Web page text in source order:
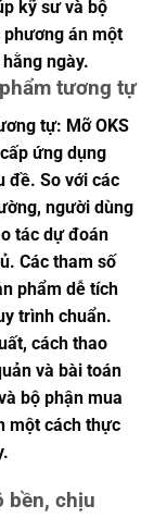
kỹ sư và bộ
án một
ngày.
tương tự
tự: Mỡ OKS
ứng dụng
đề. So với các
người dùng
tác dự đoán
Các tham số
phẩm dễ tích
trình chuẩn.
cách thao
và bài toán
bộ phận mua
một cách thực
bền, chịu